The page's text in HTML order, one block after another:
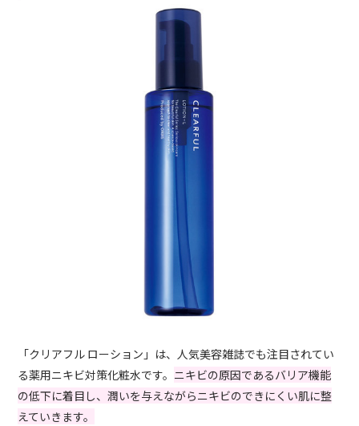
「クリアフル ローション」は、人気美容雑誌でも注目されてい
る薬用ニキビ対策化粧水です。 ニキビの原因であるバリア機能
の低下に着目し、潤いを与えながらニキビのできにくい肌に整
えていきます。